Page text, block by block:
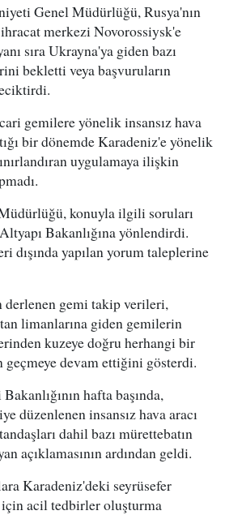
Genel Müdürlüğü, Rusya'nın
merkezi Novorossiysk'e
sıra Ukrayna'ya giden bazı
bekletti veya başvuruların
gemilere yönelik insansız hava
bir dönemde Karadeniz'e yönelik
uygulamaya ilişkin
konuyla ilgili soruları
Bakanlığına yönlendirdi.
dışında yapılan yorum taleplerine
derlenen gemi takip verileri,
limanlarına giden gemilerin
kuzeye doğru herhangi bir
geçmeye devam ettiğini gösterdi.
hafta başında,
düzenlenen insansız hava aracı
dahil bazı mürettebatın
açıklamasının ardından geldi.
Karadeniz'deki seyrüsefer
acil tedbirler oluşturma